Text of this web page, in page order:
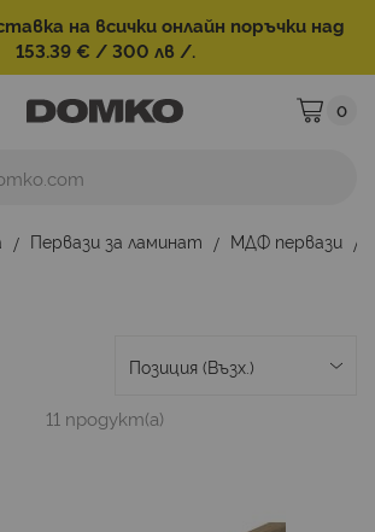
на всички онлайн поръчки над
153.39 € / 300 лв /.
Моята
0
Первази за ламинат МДФ первази
11 продукт(а)